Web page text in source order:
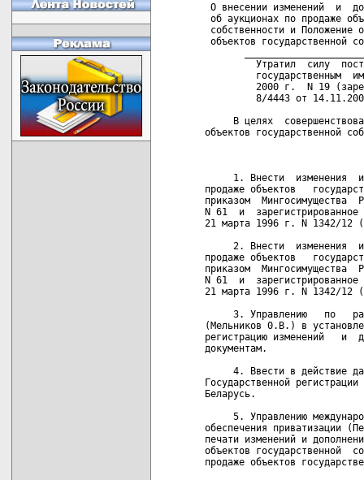
О внесении изменений  и
об аукционах по продаже
собственности и Положение
объектов государственной
Утратил  силу
государственным
2000 г.  N 19
8/4443 от
В целях
объектов государственной
1. Внести  изменения
продаже объектов
приказом  Мингосимущества
N 61  и  зарегистрированное
21 марта 1996 г. N 1342/12
2. Внести  изменения
продаже объектов
приказом  Мингосимущества
N 61  и  зарегистрированное
21 марта 1996 г. N 1342/12
3. Управлению   по
(Мельников 0.В.) в
регистрацию изменений   и
документам.
4. Ввести в действие
Государственной
Беларусь.
5. Управлению
обеспечения приватизации
печати изменений и
объектов государственной
продаже объектов